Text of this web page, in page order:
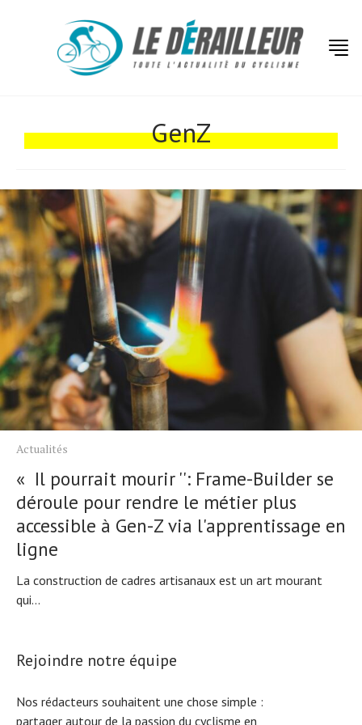
GenZ
Actualités
« Il pourrait mourir '': Frame-Builder se
déroule pour rendre le métier plus
accessible à Gen-Z via l'apprentissage en
ligne
La construction de cadres artisanaux est un art mourant
qui...
Rejoindre notre équipe
Nos rédacteurs souhaitent une chose simple :
partager autour de la passion du cyclisme en
Tests de produits
Conseils
Tendances
Tous nos articles
À propos